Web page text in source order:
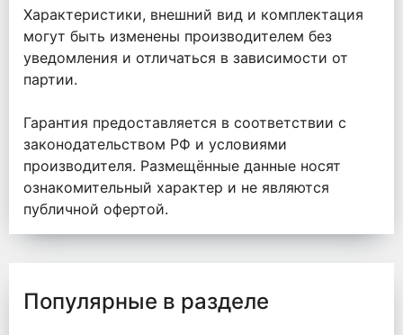
Характеристики, внешний вид и комплектация
могут быть изменены производителем без
уведомления и отличаться в зависимости от
партии.
Гарантия предоставляется в соответствии с
законодательством РФ и условиями
производителя. Размещённые данные носят
ознакомительный характер и не являются
публичной офертой.
Популярные в разделе